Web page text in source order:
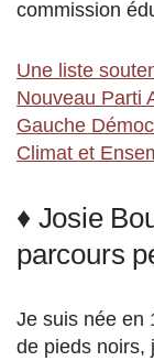
commission
Une liste
Nouveau Parti
Gauche
Climat et
♦ Josie
parcours
Je suis née en
de pieds noirs,